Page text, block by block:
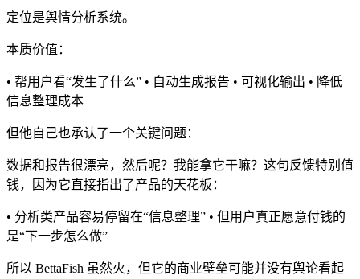
定位是舆情分析系统。
本质价值：
• 帮用户看“发生了什么” • 自动生成报告 • 可视化输出 • 降低
信息整理成本
但他自己也承认了一个关键问题：
数据和报告很漂亮，然后呢？我能拿它干嘛？这句反馈特别值
钱，因为它直接指出了产品的天花板：
• 分析类产品容易停留在“信息整理” • 但用户真正愿意付钱的
是“下一步怎么做”
所以 BettaFish 虽然火，但它的商业壁垒可能并没有舆论看起